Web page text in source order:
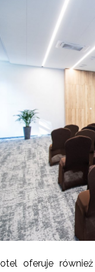
oferuje również